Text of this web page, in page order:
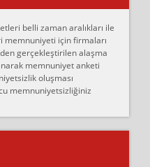
TL'ye ankaradan
evin taşınacağı gün
sözleşme yaptım.
bu kişiler ağrılı
belli zaman aralıkları ile
memnuniyeti için firmaları
gerçekleştirilen alaşma
memnuniyet anketi
oluşması
memnuniyetsizliğiniz